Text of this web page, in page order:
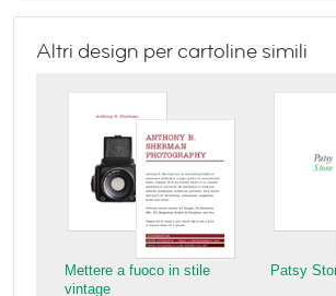
Altri design per cartoline simili
Mettere a fuoco in stile
vintage
Patsy